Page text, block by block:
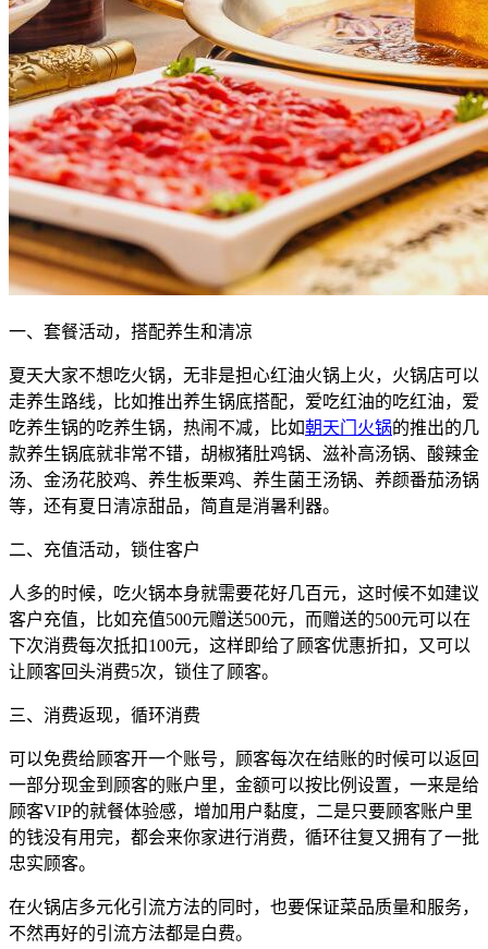
一、套餐活动，搭配养生和清凉
夏天大家不想吃火锅，无非是担心红油火锅上火，火锅店可以
走养生路线，比如推出养生锅底搭配，爱吃红油的吃红油，爱
吃养生锅的吃养生锅，热闹不减，比如朝天门火锅的推出的几
款养生锅底就非常不错，胡椒猪肚鸡锅、滋补高汤锅、酸辣金
汤、金汤花胶鸡、养生板栗鸡、养生菌王汤锅、养颜番茄汤锅
等，还有夏日清凉甜品，简直是消暑利器。
二、充值活动，锁住客户
人多的时候，吃火锅本身就需要花好几百元，这时候不如建议
客户充值，比如充值500元赠送500元，而赠送的500元可以在
下次消费每次抵扣100元，这样即给了顾客优惠折扣，又可以
让顾客回头消费5次，锁住了顾客。
三、消费返现，循环消费
可以免费给顾客开一个账号，顾客每次在结账的时候可以返回
一部分现金到顾客的账户里，金额可以按比例设置，一来是给
顾客VIP的就餐体验感，增加用户黏度，二是只要顾客账户里
的钱没有用完，都会来你家进行消费，循环往复又拥有了一批
忠实顾客。
在火锅店多元化引流方法的同时，也要保证菜品质量和服务，
不然再好的引流方法都是白费。